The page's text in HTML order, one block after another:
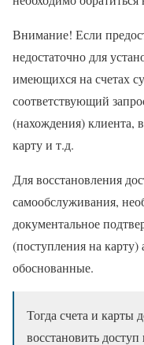
Внимание! Если
недостаточно для
имеющихся на счетах
соответствующий
(нахождения) клиента,
карту и т.д.
Для восстановления
самообслуживания,
документальное
(поступления на
обоснованные.
Тогда счета и карты
восстановить